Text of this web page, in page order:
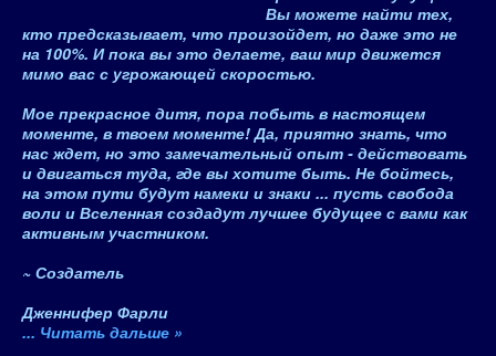
Вы можете найти тех,
кто предсказывает, что произойдет, но даже это не
на 100%. Ипока вы это делаете, ваш мир движется
мимо вас с угрожающей скоростью.
Мое прекрасное дитя, пора побыть в настоящем
моменте, в твоем моменте!Да, приятно знать, что
нас ждет, но это замечательный опыт - действовать
и двигаться туда, где вы хотите быть. Не бойтесь,
на этом пути будут намеки и знаки ... пусть свобода
воли и Вселенная создадут лучшее будущее с вами как
активным участником.
~ Создатель
Дженнифер Фарли
... Читать дальше »